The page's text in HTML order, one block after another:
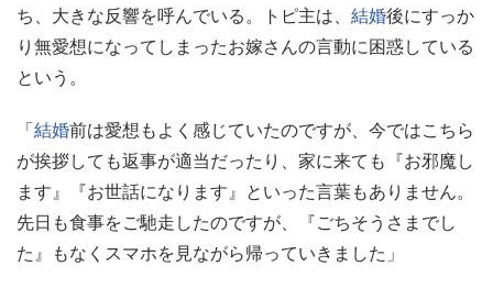
ち、大きな反響を呼んでいる。トピ主は、 結婚後にすっか
り無愛想になってしまったお嫁さんの言動に困惑している
という。
「結婚前は愛想もよく感じていたのですが、今ではこちら
が挨拶しても返事が適当だったり、家に来ても『お邪魔し
ます』『お世話になります』といった言葉もありません。
先日も食事をご馳走したのですが、『ごちそうさまでし
た』もなくスマホを見ながら帰っていきました」